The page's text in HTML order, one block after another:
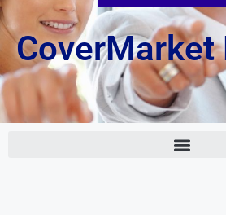
CoverMarket